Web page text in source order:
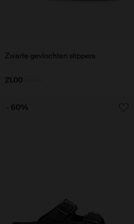
Zwarte gevlochten slippers
21.00
- 60%